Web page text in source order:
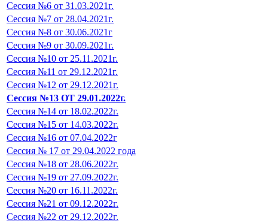
Сессия №6 от 31.03.2021г.
Сессия №7 от 28.04.2021г.
Сессия №8 от 30.06.2021г
Сессия №9 от 30.09.2021г.
Сессия №10 от 25.11.2021г.
Сессия №11 от 29.12.2021г.
Сессия №12 от 29.12.2021г.
Сессия №13 ОТ 29.01.2022г.
Сессия №14 от 18.02.2022г.
Сессия №15 от 14.03.2022г.
Сессия №16 от 07.04.2022г
Сессия № 17 от 29.04.2022 года
Сессия №18 от 28.06.2022г.
Сессия №19 от 27.09.2022г.
Сессия №20 от 16.11.2022г.
Сессия №21 от 09.12.2022г.
Сессия №22 от 29.12.2022г.